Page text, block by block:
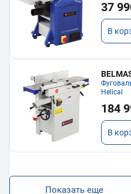
37
В
Helical
184
В
Показать еще